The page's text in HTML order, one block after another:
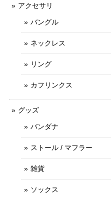
アクセサリ
バングル
ネックレス
リング
カフリンクス
グッズ
バンダナ
ストール / マフラー
雑貨
ソックス